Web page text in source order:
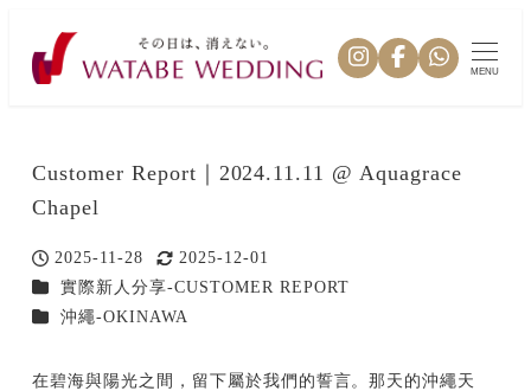
MENU
Customer Report｜2024.11.11 @ Aquagrace
Chapel
投稿日
2025-11-28
更新日
2025-12-01
カテゴリー
實際新人分享-CUSTOMER REPORT
カテゴリー
沖繩-OKINAWA
在碧海與陽光之間，留下屬於我們的誓言。那天的沖繩天